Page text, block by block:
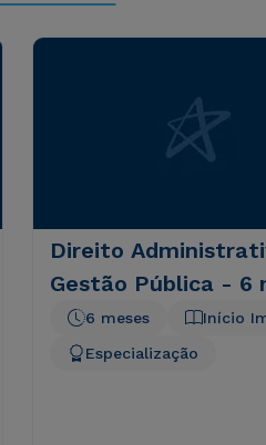
Direito
Gestão Pública - 6
Início
6 meses
Especialização